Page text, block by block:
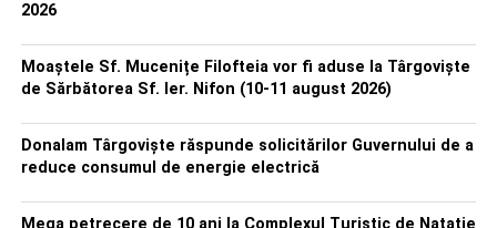
2026
Moaștele Sf. Mucenițe Filofteia vor fi aduse la Târgoviște
de Sărbătorea Sf. Ier. Nifon (10-11 august 2026)
Donalam Târgoviște răspunde solicitărilor Guvernului de a
reduce consumul de energie electrică
Mega petrecere de 10 ani la Complexul Turistic de Natație